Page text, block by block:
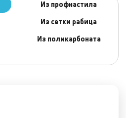
Из профнастила
Из сетки рабица
Из поликарбоната